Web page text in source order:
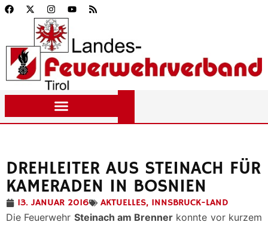
DREHLEITER AUS STEINACH FÜR
KAMERADEN IN BOSNIEN
13. JANUAR 2016 AKTUELLES, INNSBRUCK-LAND
Die Feuerwehr Steinach am Brenner konnte vor kurzem